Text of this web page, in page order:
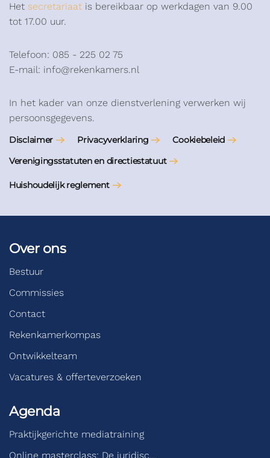
Het secretariaat is bereikbaar op werkdagen van 9.00
tot 17.00 uur.
Telefoon: 085 - 225 02 75
E-mail: info@rekenkamers.nl
In het kader van onze dienstverlening verwerken wij
persoonsgegevens.
Disclaimer Privacyverklaring
Cookiebeleid
Verenigingsstatuten en directiestatuut
Huishoudelijk reglement
Over ons
Bestuur
Commissies
Contact
Rekenkamerkompas
Ontwikkelteam
Vacatures & offerteverzoeken
Agenda
Praktijkgerichte mediatraining
Online masterclass: De juridisc…